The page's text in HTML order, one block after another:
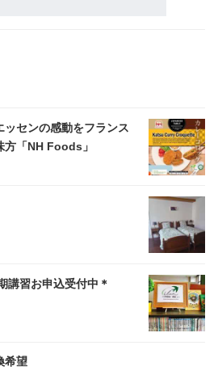
ッセンの感動をフランス
「NH Foods」
講習お申込受付中＊
希望